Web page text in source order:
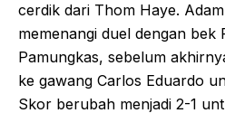
cerdik dari Thom Haye.
memenangi duel dengan bek
Pamungkas, sebelum
ke gawang Carlos Eduardo
Skor berubah menjadi 2-1